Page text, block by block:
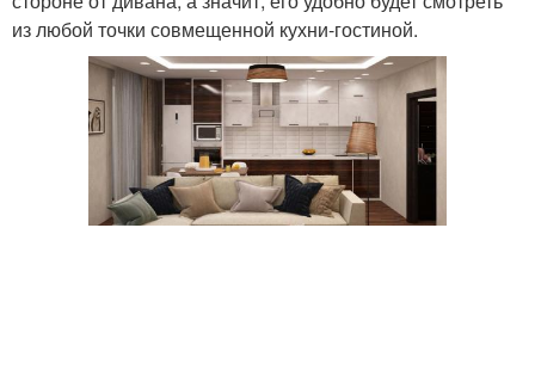
из любой точки совмещенной кухни-гостиной.